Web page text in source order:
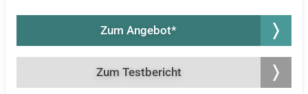
für den Einsatz zu Hause als auch auf Reisen oder beim
Camping. Dank seiner handlichen Abmessungen findet
Rucksack. Zudem zählte er zu den schnellsten Filtern im
Zum Testbericht
Zum Angebot*